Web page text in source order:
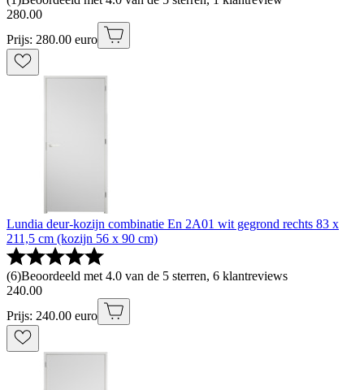
280.00
Prijs: 280.00 euro
Lundia deur-kozijn combinatie En 2A01 wit gegrond rechts 83 x
211,5 cm (kozijn 56 x 90 cm)
(6)Beoordeeld met 4.0 van de 5 sterren, 6 klantreviews
240.00
Prijs: 240.00 euro